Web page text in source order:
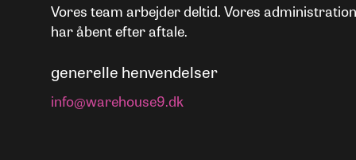
Vores team arbejder deltid. Vores administration
har åbent efter aftale.
generelle henvendelser
info@warehouse9.dk